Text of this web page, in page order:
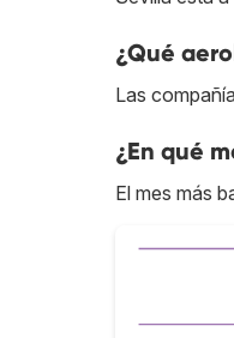
¿Qué
Las
¿En qué
El mes más